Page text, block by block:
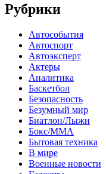
Рубрики
Автособытия
Автоспорт
Автоэксперт
Актеры
Аналитика
Баскетбол
Безопасность
Безумный мир
Биатлон/Лыжи
Бокс/MMA
Бытовая техника
В мире
Военные новости